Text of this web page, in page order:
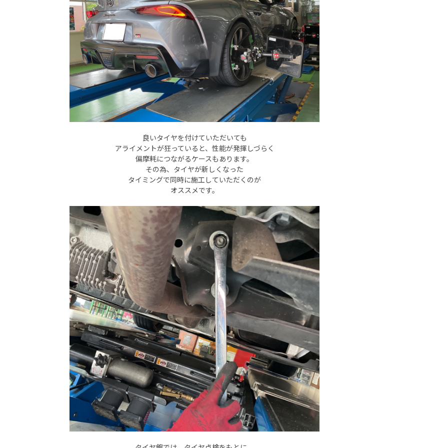
良いタイヤを付けていただいても
アライメントが狂っていると、性能が発揮しづらく
偏摩耗につながるケースもあります。
その為、タイヤが新しくなった
タイミングで同時に施工していただくのが
オススメです。